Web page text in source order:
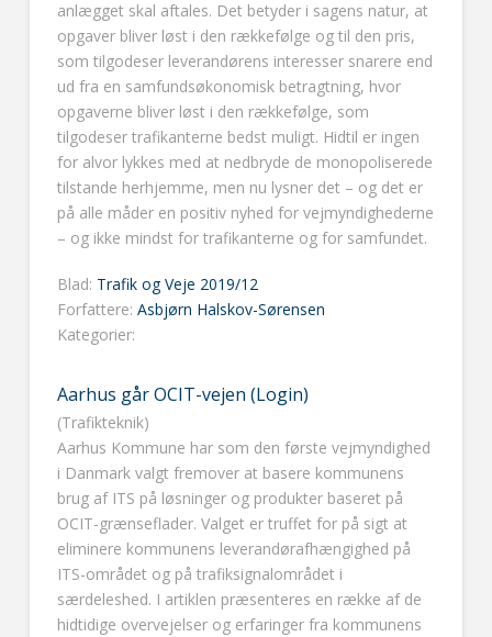
anlægget skal aftales. Det betyder i sagens natur, at
opgaver bliver løst i den rækkefølge og til den pris,
som tilgodeser leverandørens interesser snarere end
ud fra en samfundsøkonomisk betragtning, hvor
opgaverne bliver løst i den rækkefølge, som
tilgodeser trafikanterne bedst muligt. Hidtil er ingen
for alvor lykkes med at nedbryde de monopoliserede
tilstande herhjemme, men nu lysner det – og det er
på alle måder en positiv nyhed for vejmyndighederne
– og ikke mindst for trafikanterne og for samfundet.
Blad: Trafik og Veje 2019/12
Forfattere: Asbjørn Halskov-Sørensen
Kategorier:
Aarhus går OCIT-vejen (Login)
(Trafikteknik)
Aarhus Kommune har som den første vejmyndighed
i Danmark valgt fremover at basere kommunens
brug af ITS på løsninger og produkter baseret på
OCIT-grænseflader. Valget er truffet for på sigt at
eliminere kommunens leverandørafhængighed på
ITS-området og på trafiksignalområdet i
særdeleshed. I artiklen præsenteres en række af de
hidtidige overvejelser og erfaringer fra kommunens